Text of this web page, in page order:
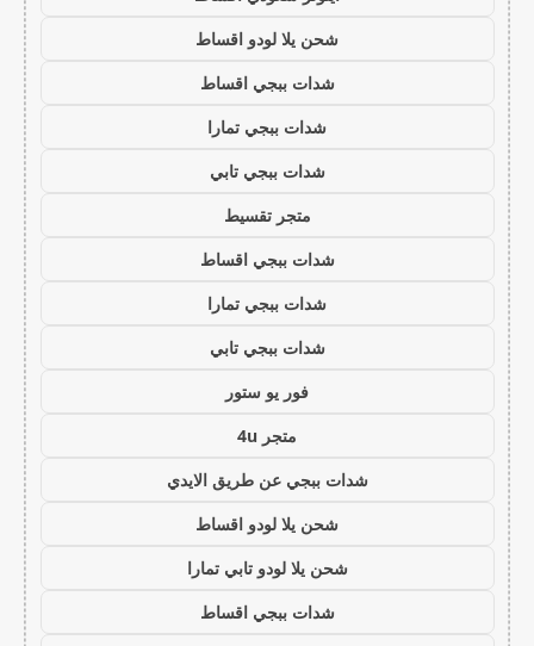
شحن يلا لودو اقساط
شدات ببجي اقساط
شدات ببجي تمارا
شدات ببجي تابي
متجر تقسيط
شدات ببجي اقساط
شدات ببجي تمارا
شدات ببجي تابي
فور يو ستور
متجر 4u
شدات ببجي عن طريق الايدي
شحن يلا لودو اقساط
شحن يلا لودو تابي تمارا
شدات ببجي اقساط